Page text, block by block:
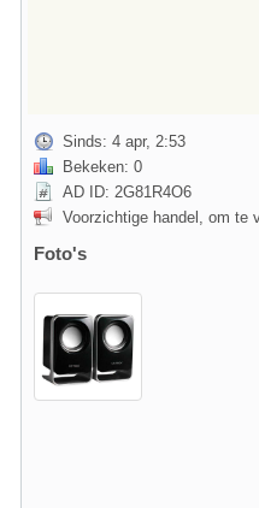
Sinds: 4 apr, 2:53
Bekeken: 0
AD ID: 2G81R4O6
Voorzichtige handel, om te
Foto's